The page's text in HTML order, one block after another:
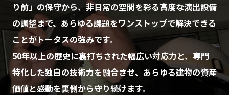
り前」の保守から、非日常の空間を彩る高度な演出設備
の調整まで、あらゆる課題をワンストップで解決できる
ことがトータスの強みです。
50年以上の歴史に裏打ちされた幅広い対応力と、専門
特化した独自の技術力を融合させ、あらゆる建物の資産
価値と感動を裏側から守り続けます。